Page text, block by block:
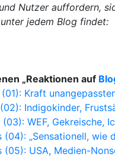
Nutzer auffordern,
jedem Blog findet:
„Reaktionen auf
Kraft
Indigokinder,
WEF, Gekreische,
„Sensationell, wie
(05): USA, Medien-